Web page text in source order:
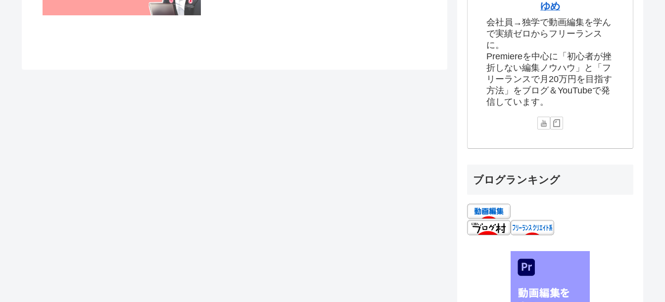
ゆめ
会社員→独学で動画編集を学ん
で実績ゼロからフリーランス
に。
Premiereを中心に「初心者が挫
折しない編集ノウハウ」と「フ
リーランスで月20万円を目指す
方法」をブログ＆YouTubeで発
信しています。
ブログランキング